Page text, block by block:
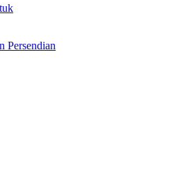
Persendian